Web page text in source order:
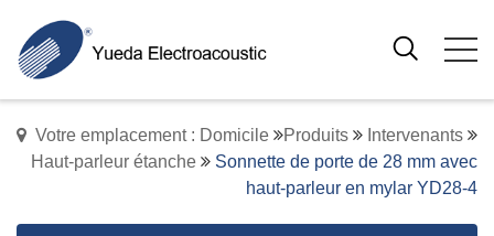
Votre emplacement : Domicile Produits
Intervenants
Haut-parleur étanche
Sonnette de porte de 28 mm avec
haut-parleur en mylar YD28-4